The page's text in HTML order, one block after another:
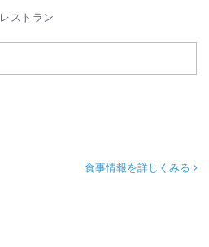
レストラン
食事情報を詳しくみる